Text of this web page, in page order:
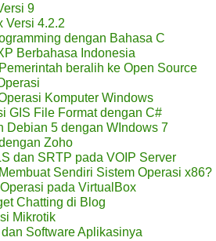
9
Versi 4.2.2
dengan Bahasa C
Berbahasa Indonesia
beralih ke Open Source
Komputer Windows
GIS File Format dengan C#
Debian 5 dengan WIndows 7
Zoho
dan SRTP pada VOIP Server
Sendiri Sistem Operasi x86?
pada VirtualBox
Chatting di Blog
Mikrotik
Software Aplikasinya